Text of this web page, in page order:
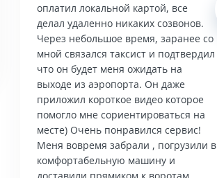
оплатил локальной картой, все
делал удаленно никаких созвонов.
Через небольшое время, заранее со
мной связался таксист и подтвердил
что он будет меня ожидать на
выходе из аэропорта. Он даже
приложил короткое видео которое
помогло мне сориентироваться на
месте) Очень понравился сервис!
Меня вовремя забрали , погрузили в
комфортабельную машину и
доставили прямиком к воротам